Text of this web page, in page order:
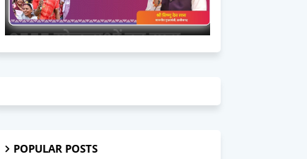
POPULAR POSTS